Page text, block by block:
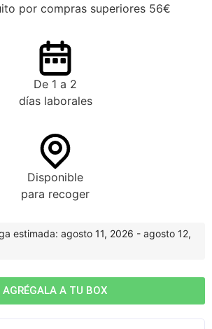
por compras superiores 56€
De 1 a 2
días laborales
Disponible
para recoger
estimada: agosto 11, 2026 - agosto 12,
AGRÉGALA A TU BOX